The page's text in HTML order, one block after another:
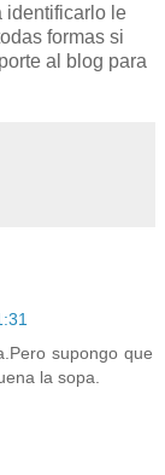
identificarlo le
formas si
al blog para
supongo que
la sopa.